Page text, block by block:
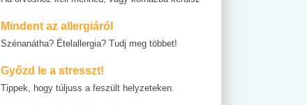
Mindent az allergiáról
Szénanátha? Ételallergia? Tudj meg többet!
Győzd le a stresszt!
Tippek, hogy túljuss a feszült helyzeteken.